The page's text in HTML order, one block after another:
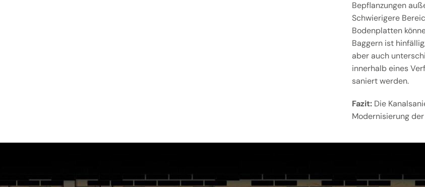
Bepflanzungen
Schwierigere
Bodenplatten
Baggern ist
aber auch
innerhalb eines
saniert werden.
Fazit:Die
Modernisierung